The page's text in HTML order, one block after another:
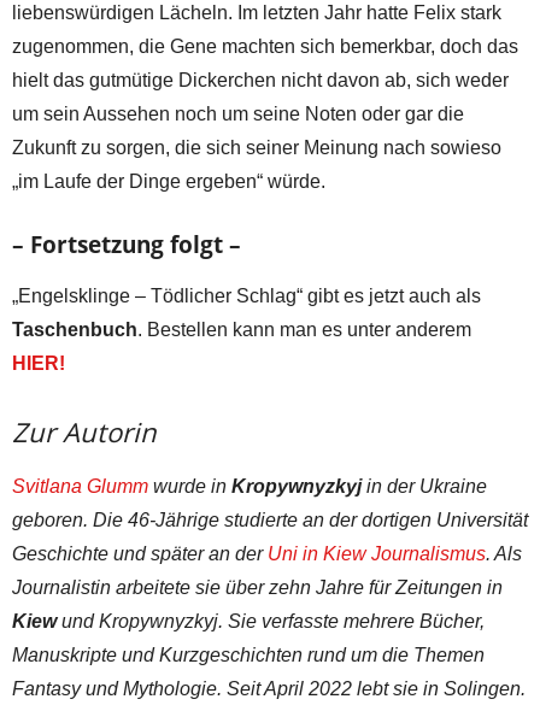
liebenswürdigen Lächeln. Im letzten Jahr hatte Felix stark
zugenommen, die Gene machten sich bemerkbar, doch das
hielt das gutmütige Dickerchen nicht davon ab, sich weder
um sein Aussehen noch um seine Noten oder gar die
Zukunft zu sorgen, die sich seiner Meinung nach sowieso
„im Laufe der Dinge ergeben“ würde.
– Fortsetzung folgt –
„Engelsklinge – Tödlicher Schlag“ gibt es jetzt auch als
Taschenbuch. Bestellen kann man es unter anderem
HIER!
Zur Autorin
Svitlana Glumm wurde in Kropywnyzkyjin der Ukraine
geboren. Die 46-Jährige studierte an der dortigen Universität
Geschichte und später an der Uni in Kiew Journalismus. Als
Journalistin arbeitete sie über zehn Jahre für Zeitungen in
Kiewund Kropywnyzkyj. Sie verfasste mehrere Bücher,
Manuskripte und Kurzgeschichten rund um die Themen
Fantasy und Mythologie. Seit April 2022 lebt sie in Solingen.